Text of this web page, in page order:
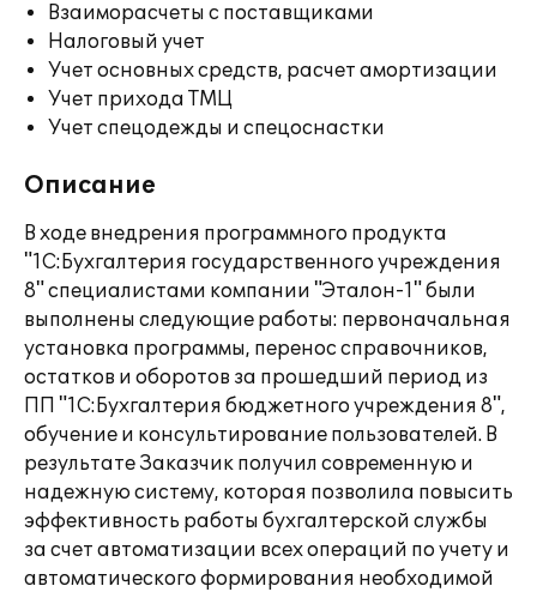
Взаиморасчеты с поставщиками
Налоговый учет
Учет основных средств, расчет амортизации
Учет прихода ТМЦ
Учет спецодежды и спецоснастки
Описание
В ходе внедрения программного продукта
"1С:Бухгалтерия государственного учреждения
8" специалистами компании "Эталон-1" были
выполнены следующие работы: первоначальная
установка программы, перенос справочников,
остатков и оборотов за прошедший период из
ПП "1С:Бухгалтерия бюджетного учреждения 8",
обучение и консультирование пользователей. В
результате Заказчик получил современную и
надежную систему, которая позволила повысить
эффективность работы бухгалтерской службы
за счет автоматизации всех операций по учету и
автоматического формирования необходимой